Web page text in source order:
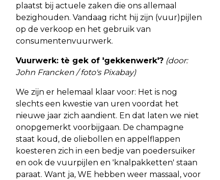
plaatst bij actuele zaken die ons allemaal
bezighouden. Vandaag richt hij zijn (vuur)pijlen
op de verkoop en het gebruik van
consumentenvuurwerk.
Vuurwerk: tè gek of 'gekkenwerk'? (door:
John Francken / foto's Pixabay)
We zijn er helemaal klaar voor: Het is nog
slechts een kwestie van uren voordat het
nieuwe jaar zich aandient. En dat laten we niet
onopgemerkt voorbijgaan. De champagne
staat koud, de oliebollen en appelflappen
koesteren zich in een bedje van poedersuiker
en ook de vuurpijlen en 'knalpakketten' staan
paraat. Want ja, WE hebben weer massaal, voor